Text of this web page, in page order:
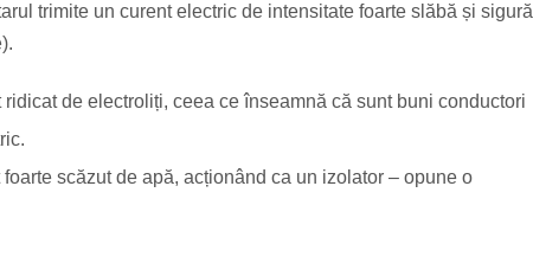
trimite un curent electric de intensitate foarte slăbă și sigură
de electroliți, ceea ce înseamnă că sunt buni conductori
scăzut de apă, acționând ca un izolator – opune o